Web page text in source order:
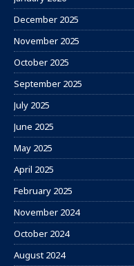
December 2025
November 2025
October 2025
September 2025
July 2025
June 2025
May 2025
April 2025
February 2025
November 2024
October 2024
August 2024